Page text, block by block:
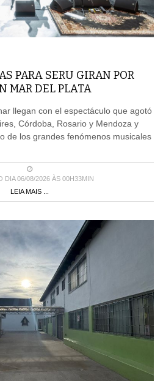
PARA SERU GIRAN POR
MAR DEL PLATA
llegan con el espectáculo que agotó
Córdoba, Rosario y Mendoza y
de los grandes fenómenos musicales
DIA 06/08/2026 ÀS 00H33MIN
LEIA MAIS ...